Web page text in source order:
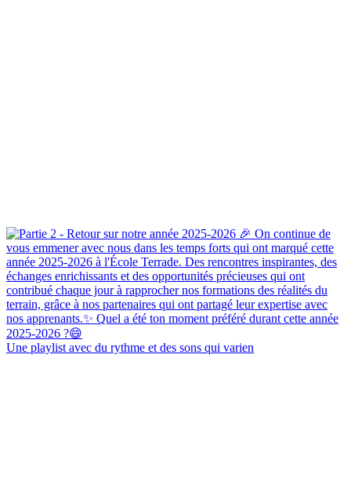
Une playlist avec du rythme et des sons qui varien